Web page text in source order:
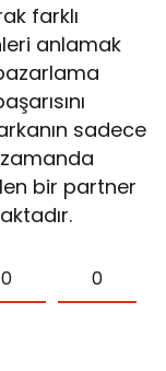
farklı
anlamak
sadece
zamanda
bir partner
0 0